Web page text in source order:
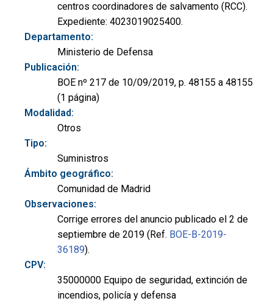
centros coordinadores de salvamento (RCC).
Expediente: 4023019025400.
Departamento:
Ministerio de Defensa
Publicación:
BOE nº 217 de 10/09/2019, p. 48155 a 48155
(1 página)
Modalidad:
Otros
Tipo:
Suministros
Ámbito geográfico:
Comunidad de Madrid
Observaciones:
Corrige errores del anuncio publicado el 2 de
septiembre de 2019 (Ref. BOE-B-2019-
36189).
CPV:
35000000 Equipo de seguridad, extinción de
incendios, policía y defensa